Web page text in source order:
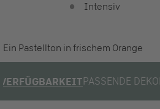
Intensiv
Ein Pastellton in frischem Orange
VERFÜGBARKEITPASSENDE